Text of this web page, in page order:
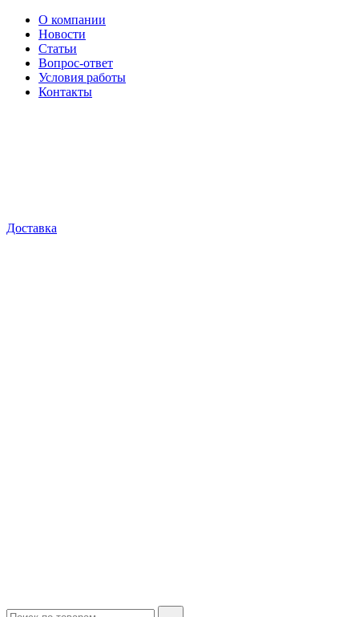
О компании
Новости
Статьи
Вопрос-ответ
Условия работы
Контакты
Доставка